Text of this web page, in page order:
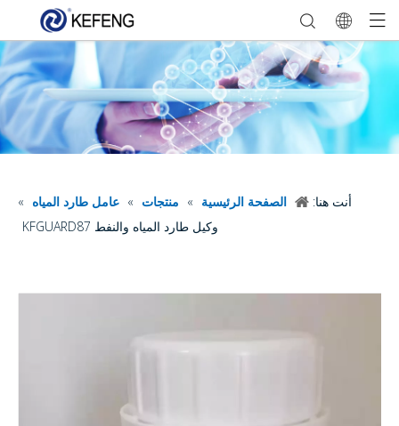
أنت هنا: الصفحة الرئيسية » منتجات » عامل طارد المياه »
وكيل طارد المياه والنفط KFGUARD87